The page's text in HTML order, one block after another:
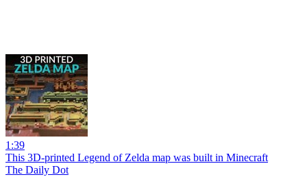
1:39
This 3D-printed Legend of Zelda map was built in Minecraft
The Daily Dot